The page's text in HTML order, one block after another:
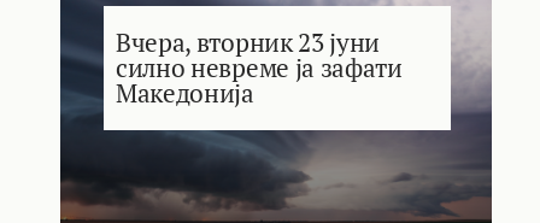
Вчера, вторник 23 јуни
силно невреме ја зафати
Македонија